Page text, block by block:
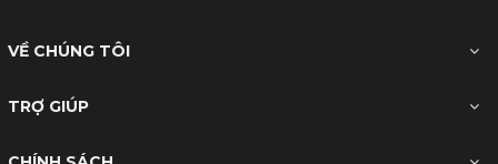
VỀ CHÚNG TÔI
TRỢ GIÚP